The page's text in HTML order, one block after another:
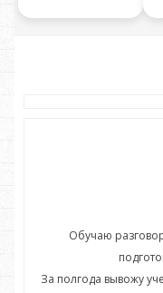
Обучаю
За полгода вывожу